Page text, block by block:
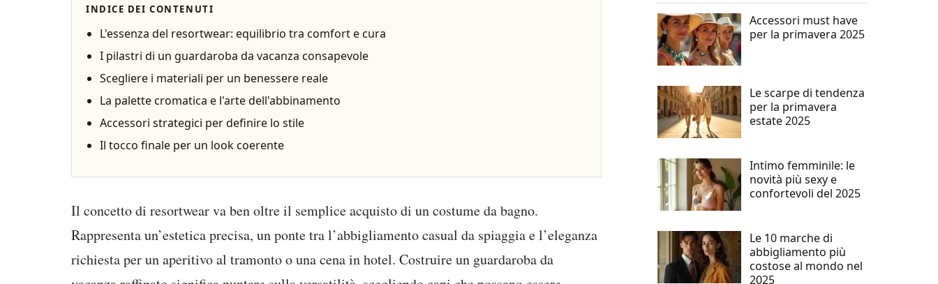
INDICE DEI CONTENUTI
L'essenza del resortwear: equilibrio tra comfort e cura
I pilastri di un guardaroba da vacanza consapevole
Scegliere i materiali per un benessere reale
La palette cromatica e l'arte dell'abbinamento
Accessori strategici per definire lo stile
Il tocco finale per un look coerente
Il concetto di resortwear va ben oltre il semplice acquisto di un costume da bagno.
Rappresenta un’estetica precisa, un ponte tra l’abbigliamento casual da spiaggia e l’eleganza
richiesta per un aperitivo al tramonto o una cena in hotel. Costruire un guardaroba da
Accessori must have
per la primavera 2025
Le scarpe di tendenza
per la primavera
estate 2025
Intimo femminile: le
novità più sexy e
confortevoli del 2025
Le 10 marche di
abbigliamento più
costose al mondo nel
2025